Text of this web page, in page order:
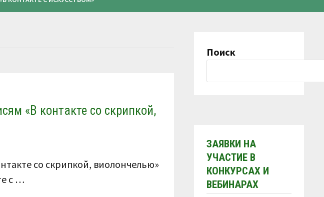
«В контакте со скрипкой,
со скрипкой, виолончелью»
с …
Поиск
ЗАЯВКИ НА
УЧАСТИЕ В
КОНКУРСАХ И
ВЕБИНАРАХ